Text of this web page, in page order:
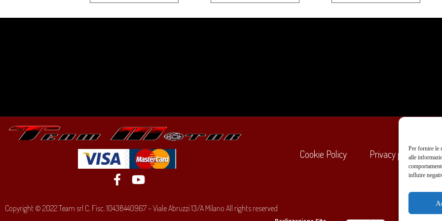
Per fornire le
alle
influire
Cookie Policy Privacy policy
Copyright © 2022 Team srl C. Fisc. 10438440967 – Viale Abruzzi 13/A Milano All rights reserved